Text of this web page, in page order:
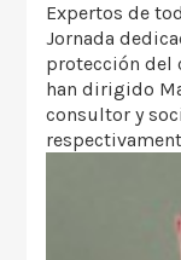
Expertos de
Jornada
protección del
han dirigido
consultor y